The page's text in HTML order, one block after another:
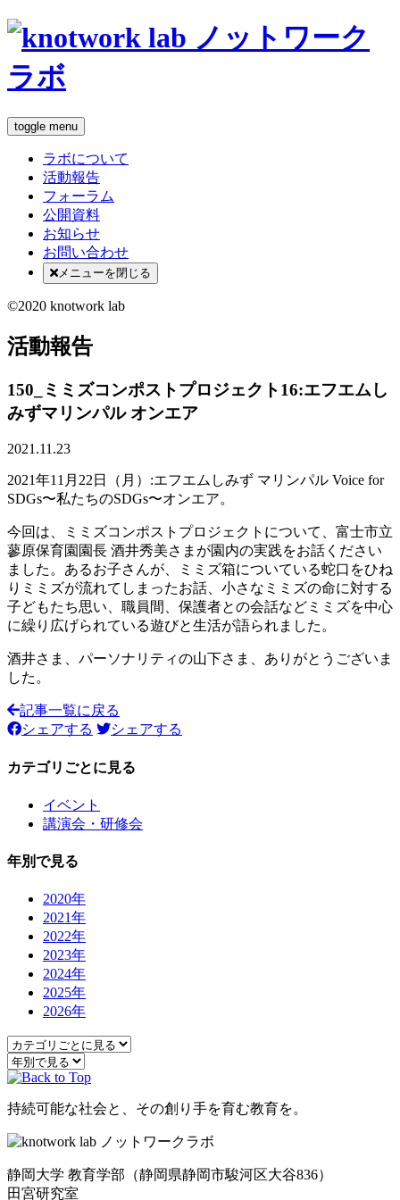
toggle menu
ラボについて
活動報告
フォーラム
公開資料
お知らせ
お問い合わせ
メニューを閉じる
©2020 knotwork lab
活動報告
150_ミミズコンポストプロジェクト16:エフエムし
みずマリンパル オンエア
2021.11.23
2021年11月22日（月）:エフエムしみず マリンパル Voice for
SDGs〜私たちのSDGs〜オンエア。
今回は、ミミズコンポストプロジェクトについて、富士市立
蓼原保育園園長 酒井秀美さまが園内の実践をお話ください
ました。あるお子さんが、ミミズ箱についている蛇口をひね
りミミズが流れてしまったお話、小さなミミズの命に対する
子どもたち思い、職員間、保護者との会話などミミズを中心
に繰り広げられている遊びと生活が語られました。
酒井さま、パーソナリティの山下さま、ありがとうございま
した。
記事一覧に戻る
シェアする
シェアする
カテゴリごとに見る
イベント
講演会・研修会
年別で見る
2020年
2021年
2022年
2023年
2024年
2025年
2026年
持続可能な社会と、その創り手を育む教育を。
静岡大学 教育学部 （静岡県静岡市駿河区大谷836）
田宮研究室